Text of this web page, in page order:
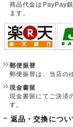
商品代金はPayPay
ます。
郵便振替
郵便振替は、当店の
現金書留
現金書留にてご決済
す。
返品・交換につい